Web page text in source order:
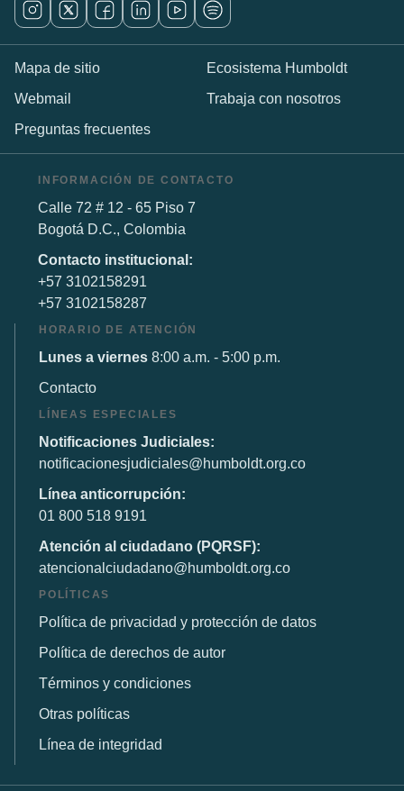
Mapa de sitio
Ecosistema Humboldt
Webmail
Trabaja con nosotros
Preguntas frecuentes
INFORMACIÓN DE CONTACTO
Calle 72 # 12 - 65 Piso 7
Bogotá D.C., Colombia
Contacto institucional:
+57 3102158291
+57 3102158287
HORARIO DE ATENCIÓN
Lunes a viernes 8:00 a.m. - 5:00 p.m.
Contacto
LÍNEAS ESPECIALES
Notificaciones Judiciales:
notificacionesjudiciales@humboldt.org.co
Línea anticorrupción:
01 800 518 9191
Atención al ciudadano (PQRSF):
atencionalciudadano@humboldt.org.co
POLÍTICAS
Política de privacidad y protección de datos
Política de derechos de autor
Términos y condiciones
Otras políticas
Línea de integridad